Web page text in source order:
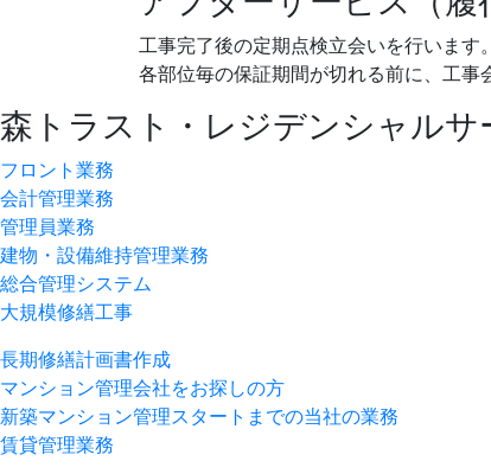
工事完了後の定期点検立会いを行います。
各部位毎の保証期間が切れる前に、工事
森トラスト・レジデンシャルサ
フロント業務
会計管理業務
管理員業務
建物・設備維持管理業務
総合管理システム
大規模修繕工事
長期修繕計画書作成
マンション管理会社をお探しの方
新築マンション管理スタートまでの当社の業務
賃貸管理業務